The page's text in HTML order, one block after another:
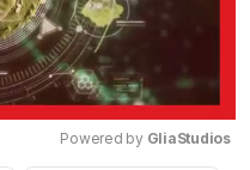
Powered by GliaStudios